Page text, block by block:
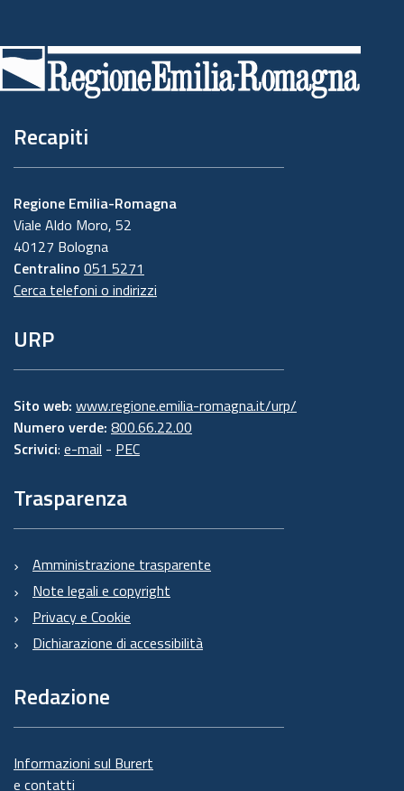
di
pagina
Recapiti
Regione Emilia-Romagna
Viale Aldo Moro, 52
40127 Bologna
Centralino 051 5271
Cerca telefoni o indirizzi
URP
Sito web: www.regione.emilia-romagna.it/urp/
Numero verde: 800.66.22.00
Scrivici: e-mail - PEC
Trasparenza
Amministrazione trasparente
Note legali e copyright
Privacy e Cookie
Dichiarazione di accessibilità
Redazione
Informazioni sul Burert
e contatti